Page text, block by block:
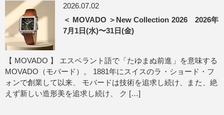
2026.07.02
＜ MOVADO ＞New Collection 2026 2026年
7月1日(水)〜31日(金)
【 MOVADO 】 エスペラント語で「たゆまぬ前進」を意味する
MOVADO（モバード）。 1881年にスイスのラ・ショード・フ
ォンで創業して以来、 モバードは技術を追求し続け、また、絶
えず新しい造形美を追求し続け、 ク […]